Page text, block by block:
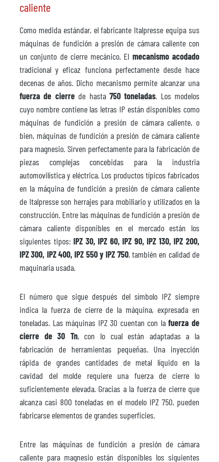
caliente
Como medida estándar, el fabricante Italpresse equipa sus
máquinas de fundición a presión de cámara caliente con
un conjunto de cierre mecánico. El mecanismo acodado
tradicional y eficaz funciona perfectamente desde hace
decenas de años. Dicho mecanismo permite alcanzar una
fuerza de cierrede hasta 750 toneladas. Los modelos
cuyo nombre contiene las letras IP están disponibles como
máquinas de fundición a presión de cámara caliente, o
bien, máquinas de fundición a presión de cámara caliente
para magnesio. Sirven perfectamente para la fabricación de
piezas complejas concebidas para la industria
automovilística y eléctrica. Los productos típicos fabricados
en la máquina de fundición a presión de cámara caliente
de Italpresse son herrajes para mobiliario y utilizados en la
construcción. Entre las máquinas de fundición a presión de
cámara caliente disponibles en el mercado están los
siguientes tipos:IPZ 30, IPZ 60, IPZ 90, IPZ 130, IPZ 200,
IPZ 300, IPZ 400, IPZ 550 y IPZ 750, también en calidad de
maquinaria usada.
El número que sigue después del símbolo IPZ siempre
indica la fuerza de cierre de la máquina, expresada en
toneladas. Las máquinas IPZ 30 cuentan con lafuerza de
cierre de 30 Tn, con lo cual están adaptadas a la
fabricación de herramientas pequeñas. Una inyección
rápida de grandes cantidades de metal líquido en la
cavidad del molde requiere una fuerza de cierre lo
suficientemente elevada. Gracias a la fuerza de cierre que
alcanza casi 800 toneladas en el modelo IPZ 750, pueden
fabricarse elementos de grandes superficies.
Entre las máquinas de fundición a presión de cámara
caliente para magnesio están disponibles los siguientes